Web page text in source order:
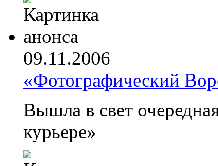
09.11.2006
«Фотографический
Вышла в свет
курьере»